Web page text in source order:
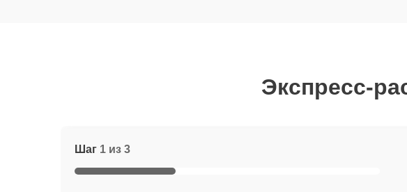
Экспресс-
Шаг 1 из 3